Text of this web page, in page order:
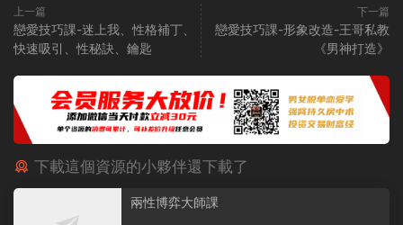
上一篇
戀愛技巧課-迷上我、性格補丁、
快速吸引、性秘訣、鑰匙
下一篇
戀愛技巧課-形象改造-王哥私教
《男神打造》
下載這個資源的小夥伴還下載了
兩性博弈大師課